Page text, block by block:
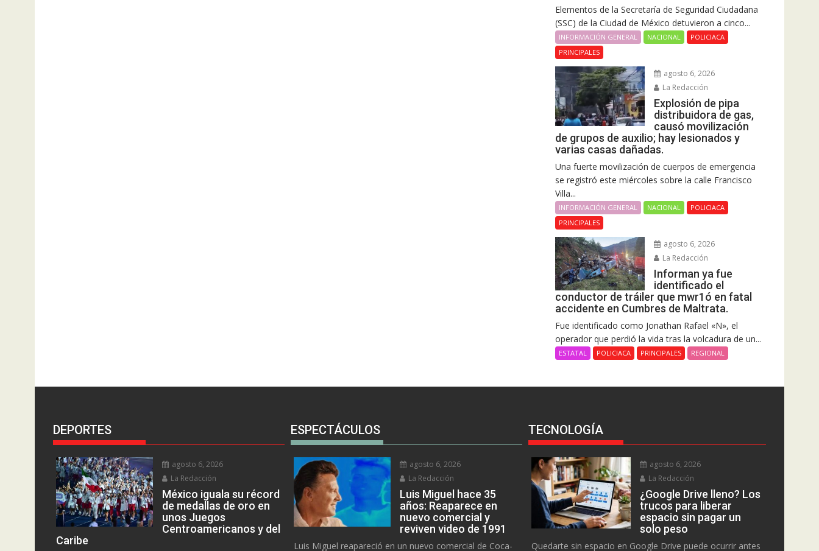
Elementos de la Secretaría de Seguridad Ciudadana
(SSC) de la Ciudad de México detuvieron a cinco...
INFORMACIÓN GENERAL NACIONAL
POLICIACA
PRINCIPALES
agosto 6, 2026
La Redacción
Explosión de pipa
distribuidora de gas,
causó movilización
de grupos de auxilio; hay lesionados y
varias casas dañadas.
Una fuerte movilización de cuerpos de emergencia
se registró este miércoles sobre la calle Francisco
Villa...
INFORMACIÓN GENERAL NACIONAL
POLICIACA
PRINCIPALES
agosto 6, 2026
La Redacción
Informan ya fue
identificado el
conductor de tráiler que mwr1ó en fatal
accidente en Cumbres de Maltrata.
Fue identificado como Jonathan Rafael «N», el
operador que perdió la vida tras la volcadura de un...
ESTATAL POLICIACA PRINCIPALES REGIONAL
DEPORTES
agosto 6, 2026
La Redacción
México iguala su récord
de medallas de oro en
unos Juegos
Centroamericanos y del
Caribe
ESPECTÁCULOS
agosto 6, 2026
La Redacción
Luis Miguel hace 35
años: Reaparece en
nuevo comercial y
reviven video de 1991
Luis Miguel reapareció en un nuevo comercial de Coca-
TECNOLOGÍA
agosto 6, 2026
La Redacción
¿Google Drive lleno? Los
trucos para liberar
espacio sin pagar un
solo peso
Quedarte sin espacio en Google Drive puede ocurrir antes